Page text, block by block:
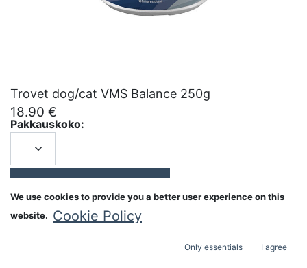
Trovet dog/cat VMS Balance 250g
18.90 €
Pakkauskoko:
We use cookies to provide you a better user experience on this
website. Cookie Policy
Only essentials I agree